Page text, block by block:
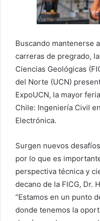
Buscando mantenerse
carreras de pregrado,
Ciencias Geológicas
del Norte (UCN)
ExpoUCN, la mayor
Chile: Ingeniería Civil
Electrónica.
Surgen nuevos
por lo que es
perspectiva técnica y
decano de la FICG, Dr.
“Estamos en un punto
donde tenemos la